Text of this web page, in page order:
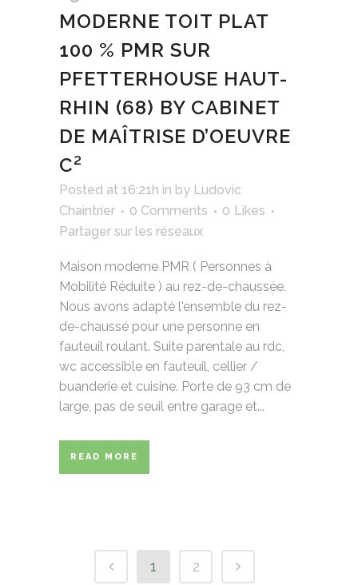
MODERNE TOIT PLAT
100 % PMR SUR
PFETTERHOUSE HAUT-
RHIN (68) BY CABINET
DE MAÎTRISE D’OEUVRE
C²
Posted at 16:21h in by Ludovic
Chaintrier
0 Comments 0 Likes
Partager sur les réseaux
Maison moderne PMR ( Personnes à
Mobilité Réduite ) au rez-de-chaussée.
Nous avons adapté l'ensemble du rez-
de-chaussé pour une personne en
fauteuil roulant. Suite parentale au rdc,
wc accessible en fauteuil, cellier /
buanderie et cuisine. Porte de 93 cm de
large, pas de seuil entre garage et...
READ MORE
1 2